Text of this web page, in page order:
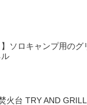
】ソロキャンプ用の
火台 TRY AND